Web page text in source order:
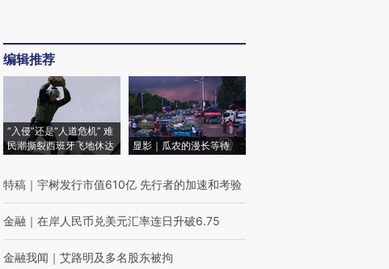
编辑推荐
“入侵”还是“人道危机” 难
民潮撕裂西班牙飞地休达
显影｜瓜农的漫长等待
特稿 ｜ 宇树发行市值610亿 先行者的加速和考验
金融 ｜ 在岸人民币兑美元汇率连日升破6.75
金融我闻 ｜ 艾路明及多名股东被拘